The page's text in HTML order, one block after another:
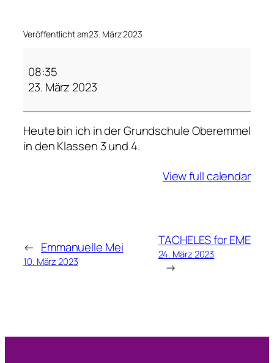
Veröffentlicht am23. März 2023
K
o
n
s
08:35
23. März 2023
Heute bin ich in der Grundschule Oberemmel
in den Klassen 3 und 4.
View full calendar
← Emmanuelle Mei
10. März 2023
TACHELES for EME
24. März 2023
→